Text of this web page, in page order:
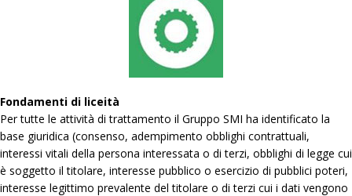
Fondamenti di liceità
Per tutte le attività di trattamento il Gruppo SMI ha identificato la
base giuridica (consenso, adempimento obblighi contrattuali,
interessi vitali della persona interessata o di terzi, obblighi di legge cui
è soggetto il titolare, interesse pubblico o esercizio di pubblici poteri,
interesse legittimo prevalente del titolare o di terzi cui i dati vengono